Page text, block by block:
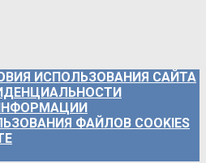
ИСПОЛЬЗОВАНИЯ САЙТА
ФАЙЛОВ COOKIES